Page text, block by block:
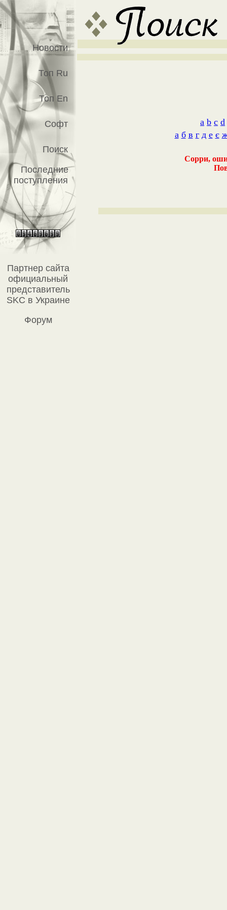
Новости
Топ Ru
Топ En
Софт
Поиск
Последние
поступления
Партнер сайта
официальный
представитель
SKC в Украине
Форум
a b c d
а б в г д е є
Сорри,